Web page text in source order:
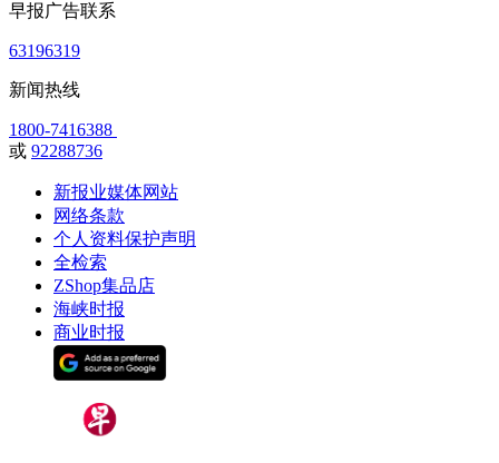
早报广告联系
63196319
新闻热线
1800-7416388
或 92288736
新报业媒体网站
网络条款
个人资料保护声明
全检索
ZShop集品店
海峡时报
商业时报